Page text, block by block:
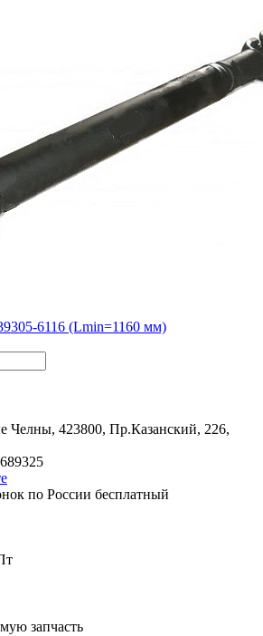
6116 (Lmin=1160 мм)
Челны, 423800, Пр.Казанский, 226,
по России бесплатный
запчасть